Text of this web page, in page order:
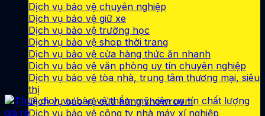
Dịch vụ bảo vệ chuyên nghiệp
Dịch vụ bảo vệ giữ xe
Dịch vụ bảo vệ trường học
Dịch vụ bảo vệ shop thời trang
Dịch vụ bảo vệ cửa hàng thức ăn nhanh
Dịch vụ bảo vệ văn phòng uy tín chuyên nghiệp
Dịch vụ bảo vệ tòa nhà, trung tâm thương mại, siêu
thị
Dịch vụ bảo vệ cửa hàng showroom
Dịch vụ bảo vệ công ty nhà máy xí nghiệp